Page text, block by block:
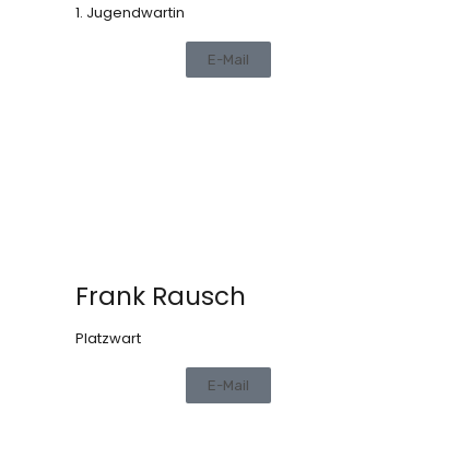
1. Jugendwartin
E-Mail
Frank Rausch
Platzwart
E-Mail